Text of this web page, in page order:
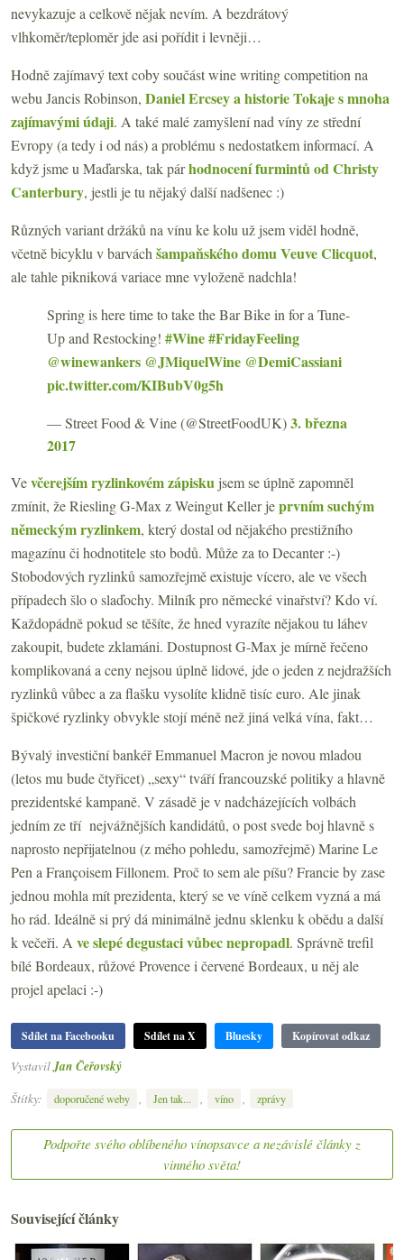
nevykazuje a celkově nějak nevím. A bezdrátový
vlhkoměr/teploměr jde asi pořídit i levněji…
Hodně zajímavý text coby součást wine writing competition na
webu Jancis Robinson, Daniel Ercsey a historie Tokaje s mnoha
zajímavými údaji. A také malé zamyšlení nad víny ze střední
Evropy (a tedy i od nás) a problému s nedostatkem informací. A
když jsme u Maďarska, tak párhodnocení furmintů od Christy
Canterbury, jestli je tu nějaký další nadšenec :)
Různých variant držáků na vínu ke kolu už jsem viděl hodně,
včetně bicyklu v barvách šampaňského domu Veuve Clicquot,
ale tahle pikniková variace mne vyloženě nadchla!
Spring is here time to take the Bar Bike in for a Tune-
Up and Restocking! #Wine#FridayFeeling
@winewankers @JMiquelWine @DemiCassiani
pic.twitter.com/KIBubV0g5h
— Street Food & Vine (@StreetFoodUK)3. března
2017
Vevčerejším ryzlinkovém zápisku jsem se úplně zapomněl
zmínit, že Riesling G-Max z Weingut Keller jeprvním suchým
německým ryzlinkem, který dostal od nějakého prestižního
magazínu či hodnotitele sto bodů. Může za to Decanter :-)
Stobodových ryzlinků samozřejmě existuje vícero, ale ve všech
případech šlo o slaďochy. Milník pro německé vinařství? Kdo ví.
Každopádně pokud se těšíte, že hned vyrazíte nějakou tu láhev
zakoupit, budete zklamáni. Dostupnost G-Max je mírně řečeno
komplikovaná a ceny nejsou úplně lidové, jde o jeden z nejdražších
ryzlinků vůbec a za flašku vysolíte klidně tisíc euro. Ale jinak
špičkové ryzlinky obvykle stojí méně než jiná velká vína, fakt…
Bývalý investiční bankéř Emmanuel Macron je novou mladou
(letos mu bude čtyřicet) „sexy“ tváří francouzské politiky a hlavně
prezidentské kampaně. V zásadě je v nadcházejících volbách
jedním ze tří nejvážnějších kandidátů, o post svede boj hlavně s
naprosto nepřijatelnou (z mého pohledu, samozřejmě) Marine Le
Pen a Françoisem Fillonem. Proč to sem ale píšu? Francie by zase
jednou mohla mít prezidenta, který se ve víně celkem vyzná a má
ho rád. Ideálně si prý dá minimálně jednu sklenku k obědu a další
k večeři. A ve slepé degustaci vůbec nepropadl. Správně trefil
bílé Bordeaux, růžové Provence i červené Bordeaux, u něj ale
projel apelaci :-)
Sdílet na Facebooku Sdílet na X Bluesky Kopírovat odkaz
Vystavil Jan Čeřovský
Štítky:
doporučené weby , Jen tak... , víno , zprávy
Podpořte svého oblíbeného vínopsavce a nezávislé články z
vinného světa!
Související články